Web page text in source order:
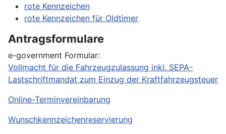
rote Kennzeichen
rote Kennzeichen für Oldtimer
Antragsformulare
e-government Formular:
Vollmacht für die Fahrzeugzulassung inkl. SEPA-
Lastschriftmandat zum Einzug der Kraftfahrzeugsteuer
Online-Terminvereinbarung
Wunschkennzeichenreservierung